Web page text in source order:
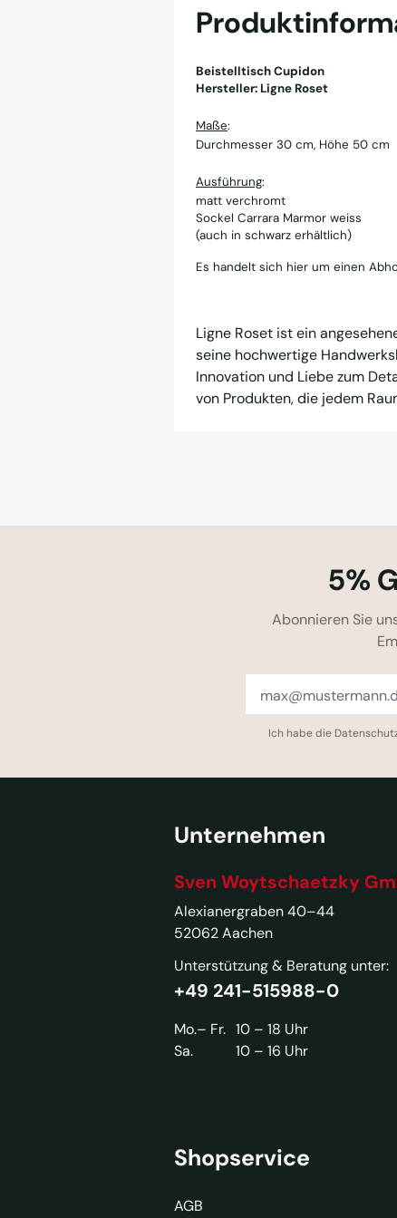
Beistelltisch Cupidon
Hersteller: Ligne Roset
Maße:
Durchmesser 30 cm, Höhe 50 cm
Ausführung:
matt verchromt
Sockel Carrara Marmor weiss
(auch in schwarz erhältlich)
Es handelt sich hier um einen
Ligne Roset ist ein
seine hochwertige
Innovation und Liebe zum
von Produkten, die jedem
5%
Abonnieren Sie
Ich habe die
Unternehmen
Sven Woytschaetzky
Alexianergraben 40–44
52062 Aachen
Unterstützung & Beratung unter:
+49 241-515988-0
Mo.– Fr. 10 – 18 Uhr
Sa.
10 – 16 Uhr
Shopservice
AGB